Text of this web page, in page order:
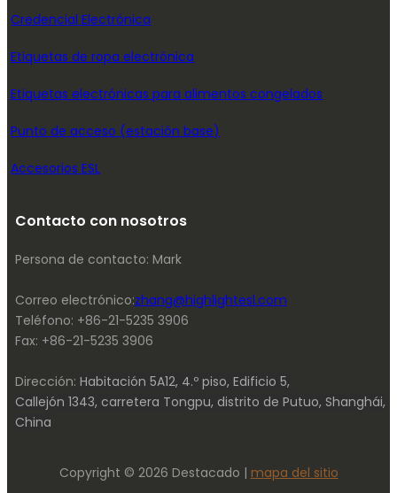
Credencial Electrónica
Etiquetas de ropa electrónica
Etiquetas electrónicas para alimentos congelados
Punto de acceso (estación base)
Accesorios ESL
Contacto con nosotros
Persona de contacto: Mark
Correo electrónico:zhang@highlightesl.com
Teléfono: +86-21-5235 3906
Fax: +86-21-5235 3906
Dirección: Habitación 5A12, 4.º piso, Edificio 5,
Callejón 1343, carretera Tongpu, distrito de Putuo, Shanghái,
China
Copyright © 2026 Destacado | mapa del sitio